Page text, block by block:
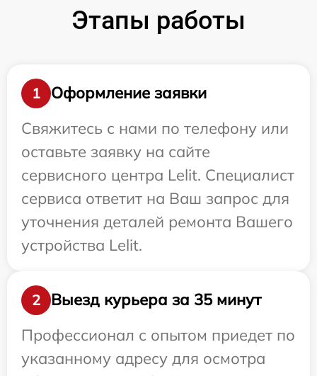
Этапы работы
1
Оформление заявки
Свяжитесь с нами по телефону или
оставьте заявку на сайте
сервисного центра Lelit. Специалист
сервиса ответит на Ваш запрос для
уточнения деталей ремонта Вашего
устройства Lelit.
2
Выезд курьера за 35 минут
Профессионал с опытом приедет по
указанному адресу для осмотра